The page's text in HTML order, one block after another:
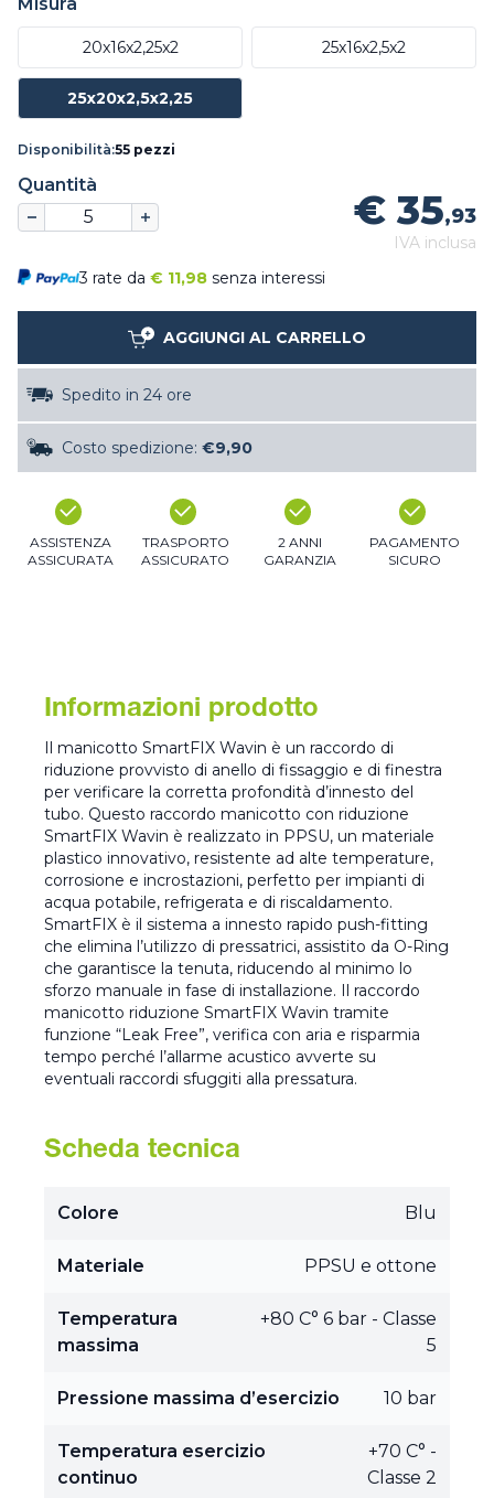
20x16x2,25x2 25x16x2,5x2
25x20x2,5x2,25
Disponibilità:55 pezzi
Quantità
€ 35,93
IVA inclusa
3 rate da € 11,98 senza interessi
AGGIUNGI AL CARRELLO
Spedito in 24 ore
Costo spedizione: €9,90
ASSISTENZA
ASSICURATA
TRASPORTO
ASSICURATO
2 ANNI
GARANZIA
PAGAMENTO
SICURO
Informazioni prodotto
Il manicotto SmartFIX Wavin è un raccordo di
riduzione provvisto di anello di fissaggio e di finestra
per verificare la corretta profondità d’innesto del
tubo. Questo raccordo manicotto con riduzione
SmartFIX Wavin è realizzato in PPSU, un materiale
plastico innovativo, resistente ad alte temperature,
corrosione e incrostazioni, perfetto per impianti di
acqua potabile, refrigerata e di riscaldamento.
SmartFIX è il sistema a innesto rapido push-fitting
che elimina l’utilizzo di pressatrici, assistito da O-Ring
che garantisce la tenuta, riducendo al minimo lo
sforzo manuale in fase di installazione. Il raccordo
manicotto riduzione SmartFIX Wavin tramite
funzione “Leak Free”, verifica con aria e risparmia
tempo perché l’allarme acustico avverte su
eventuali raccordi sfuggiti alla pressatura.
Scheda tecnica
Colore Blu
Materiale PPSU e ottone
Temperatura
massima
+80 C° 6 bar - Classe
5
Pressione massima d’esercizio 10 bar
Temperatura esercizio
continuo
+70 C° -
Classe 2